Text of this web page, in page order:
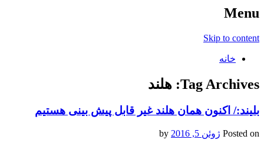
Menu
Skip to content
خانه
Tag Archives: هلند
بلیند:/ اکنون همان هلند غیر قابل پیش بینی هستیم
Posted on ژوئن 5, 2016